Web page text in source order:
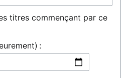
titres commençant par ce
: